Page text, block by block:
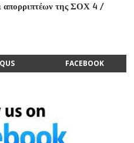
απορριπτέων της ΣΟΧ 4 /
FACEBOOK